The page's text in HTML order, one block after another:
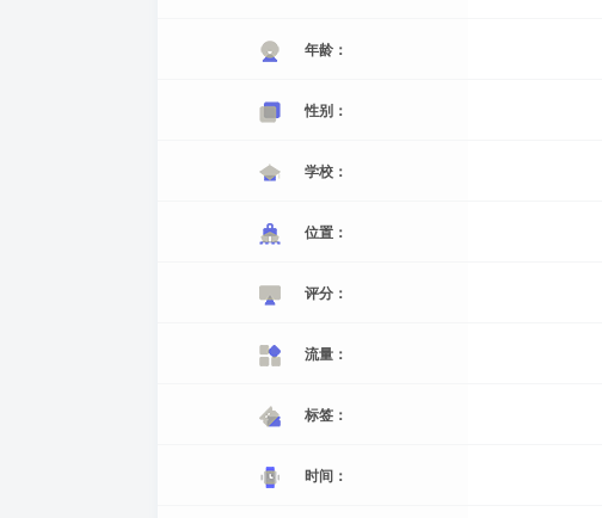
年龄：
性别：
学校：
位置：
评分：
流量：
标签：
时间：